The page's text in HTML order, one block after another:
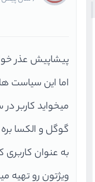
پیشاپیش عذر
اما این سیاست
میخواید کاربر
گوگل و الکسا بره
ویژتون رو تهیه